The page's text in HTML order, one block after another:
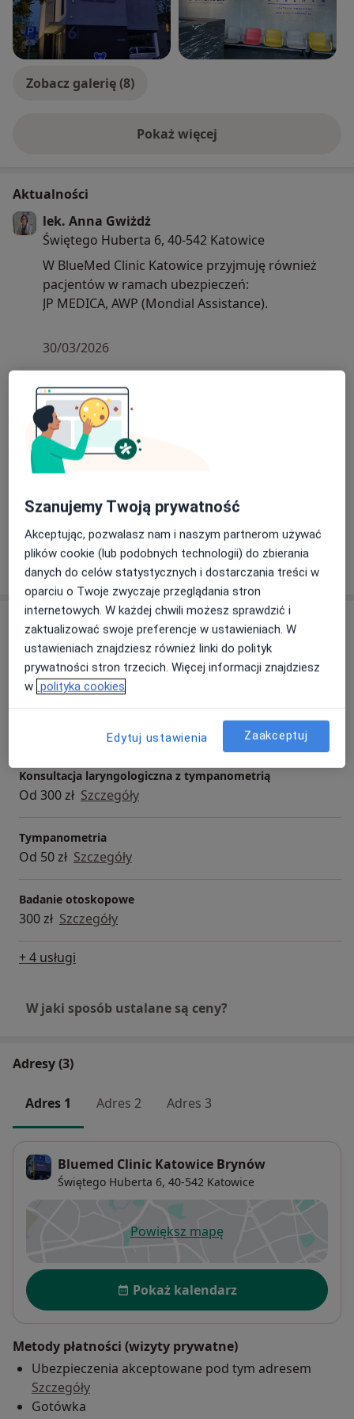
regularnie uczestniczę w Dniach Laryngologii
Dziecięcej w różnych miastach kraju. Odbyłam wiele
praktycznych kursów z zakresu zabiegów
endoskopowych nosa, dróg oddechowych oraz
mikrochirurgii ucha.
Zobacz galerię (8)
Pokaż więcejo doświadczeniu
Aktualności
lek. Anna Gwiżdż
Świętego Huberta 6, 40-542 Katowice
W BlueMed Clinic Katowice przyjmuję również
pacjentów w ramach ubezpieczeń:
JP MEDICA, AWP (Mondial Assistance).
30/03/2026
Pokaż więcej aktualności (2)
Usługi i ceny
Konsultacja laryngologiczna
Od 250 zł Szczegóły
Szczegóły
Konsultacja laryngologiczna z tympanometrią
Od 300 zł Szczegóły
Tympanometria
Od 50 zł Szczegóły
Badanie otoskopowe
300 zł Szczegóły
+ 4 usługi
W jaki sposób ustalane są ceny?
Adresy (3)
Adres 1 Adres 2 Adres 3
Bluemed Clinic Katowice Brynów
Świętego Huberta 6, 40-542 Katowice
Powiększ mapęotwiera się w nowej karcie
Dostępność
Pokaż kalendarz
Metody płatności (wizyty prywatne)
Ubezpieczenia akceptowane pod tym adresem
Szczegóły
Gotówka
Szanujemy Twoją prywatność
Akceptując, pozwalasz nam i naszym partnerom używać
plików cookie (lub podobnych technologii) do zbierania
danych do celów statystycznych i dostarczania treści w
oparciu o Twoje zwyczaje przeglądania stron
internetowych. W każdej chwili możesz sprawdzić i
zaktualizować swoje preferencje w ustawieniach. W
ustawieniach znajdziesz również linki do polityk
prywatności stron trzecich. Więcej informacji znajdziesz
w polityka cookies
Edytuj ustawienia Zaakceptuj